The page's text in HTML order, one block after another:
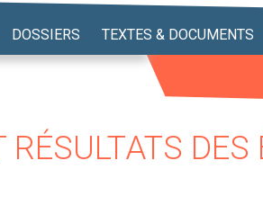
DOSSIERS TEXTES & DOCUMENTS
DES